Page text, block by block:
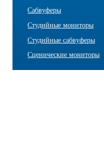
Сабвуферы
Студийные мониторы
Студийные сабвуферы
Сценические мониторы